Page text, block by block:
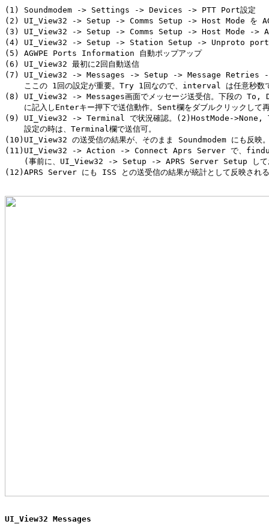
(1) Soundmodem -> Settings -> Devices -> PTT Port設定
(2) UI_View32 -> Setup -> Comms Setup -> Host Mode を
(3) UI_View32 -> Setup -> Comms Setup -> Host Mode ->
(4) UI_View32 -> Setup -> Station Setup -> Unproto
(5) AGWPE Ports Information 自動ポップアップ
(6) UI_View32 最初に2回自動送信
(7) UI_View32 -> Messages -> Setup -> Message
ここの 1回の設定が重要。Try 1回なので、interval は任意秒数
(8) UI_View32 -> Messages画面でメッセージ送受信。下段の
に記入しEnterキー押下で送信動作。Sent欄をダブルクリックして
(9) UI_View32 -> Terminal で状況確認。(2)HostMode->None,
    設定の時は、Terminal欄で送信可。
(10)UI_View32 の送受信の結果が、そのまま Soundmodem にも反映
(11)UI_View32 -> Action -> Connect Aprs Server で、
(事前に、UI_View32 -> Setup -> APRS Server Setup して
(12)APRS Server にも ISS との送受信の結果が統計として反映され
UI_View32 Messages